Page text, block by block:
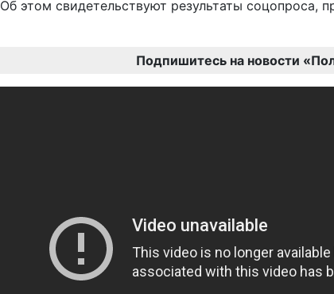
Об этом свидетельствуют результаты соцопроса,
Подпишитесь на новости